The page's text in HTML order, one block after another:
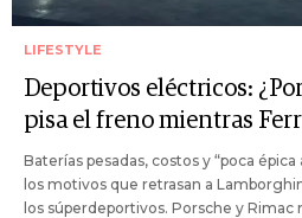
LIFESTYLE
Deportivos eléctricos:
pisa el freno mientras
Baterías pesadas, costos y “poca
los motivos que retrasan a
los súperdeportivos. Porsche y Rimac